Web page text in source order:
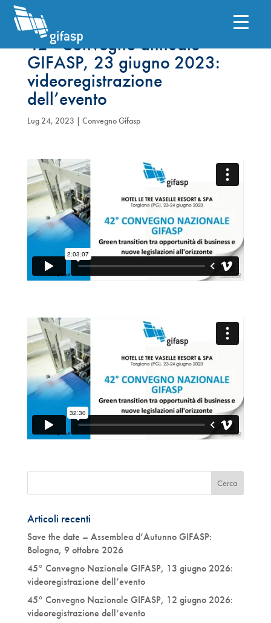
42° Convegno annuale
GIFASP, 23 giugno 2023:
videoregistrazione
dell’evento
Lug 24, 2023 | Convegno Gifasp
Articoli recenti
Save the date – Assemblea d’Autunno GIFASP:
Bologna, 9 ottobre 2026
45° Convegno Nazionale GIFASP, 13 giugno 2026:
videoregistrazione dell’evento
45° Convegno Nazionale GIFASP, 12 giugno 2026:
videoregistrazione dell’evento